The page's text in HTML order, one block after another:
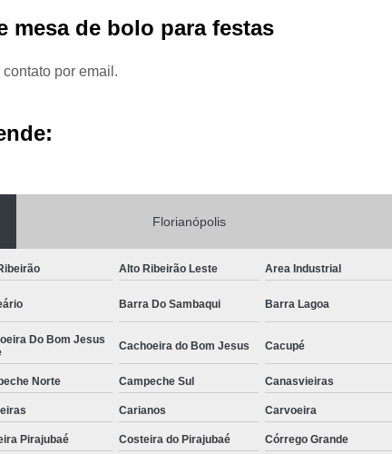
Aluguel de Móveis e Materiais
Aluguel de Móveis
Aluguel de Móveis de
Aluguel de Móveis de
Aluguel de Móveis de Festa
Aluguel de Móveis
mesa de bolo para festas
por email.
Florianópolis
Alto Ribeirão Leste Area Industrial
Barra Do Sambaqui Barra Lagoa
Do Bom Jesus
Cachoeira do Bom Jesus Cacupé
Norte Campeche Sul Canasvieiras
Carianos Carvoeira
Pirajubaé Costeira do Pirajubaé Córrego Grande